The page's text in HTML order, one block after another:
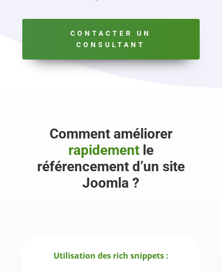
CONTACTER UN
CONSULTANT
Comment améliorer
rapidementle
référencement d’un site
Joomla ?
Utilisation des rich snippets :